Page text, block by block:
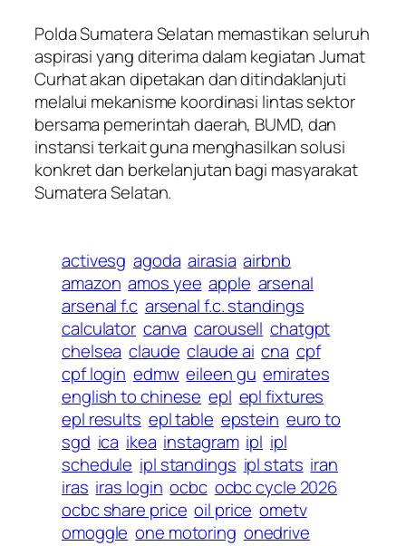
Polda Sumatera Selatan memastikan seluruh
aspirasi yang diterima dalam kegiatan Jumat
Curhat akan dipetakan dan ditindaklanjuti
melalui mekanisme koordinasi lintas sektor
bersama pemerintah daerah, BUMD, dan
instansi terkait guna menghasilkan solusi
konkret dan berkelanjutan bagi masyarakat
Sumatera Selatan.
activesg agoda airasia airbnb
amazon amos yee apple arsenal
arsenal f.c arsenal f.c. standings
calculator canva carousell chatgpt
chelsea claude claude ai cna cpf
cpf login edmw eileen gu emirates
english to chinese epl epl fixtures
epl results epl table epstein euro to
sgd ica ikea instagram ipl ipl
schedule ipl standings ipl stats iran
iras iras login ocbc ocbc cycle 2026
ocbc share price oil price ometv
omoggle one motoring onedrive